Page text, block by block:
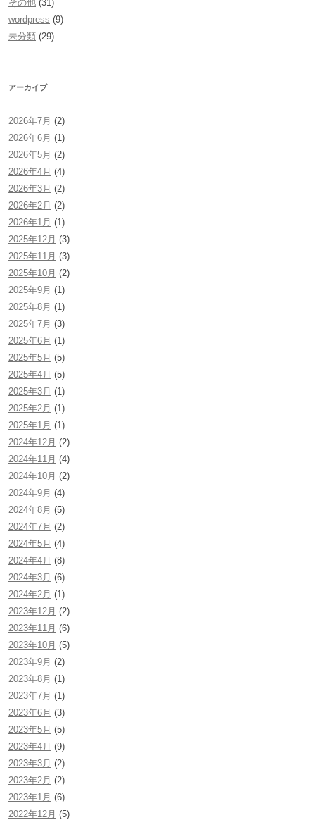
その他 (31)
wordpress (9)
未分類 (29)
アーカイブ
2026年7月 (2)
2026年6月 (1)
2026年5月 (2)
2026年4月 (4)
2026年3月 (2)
2026年2月 (2)
2026年1月 (1)
2025年12月 (3)
2025年11月 (3)
2025年10月 (2)
2025年9月 (1)
2025年8月 (1)
2025年7月 (3)
2025年6月 (1)
2025年5月 (5)
2025年4月 (5)
2025年3月 (1)
2025年2月 (1)
2025年1月 (1)
2024年12月 (2)
2024年11月 (4)
2024年10月 (2)
2024年9月 (4)
2024年8月 (5)
2024年7月 (2)
2024年5月 (4)
2024年4月 (8)
2024年3月 (6)
2024年2月 (1)
2023年12月 (2)
2023年11月 (6)
2023年10月 (5)
2023年9月 (2)
2023年8月 (1)
2023年7月 (1)
2023年6月 (3)
2023年5月 (5)
2023年4月 (9)
2023年3月 (2)
2023年2月 (2)
2023年1月 (6)
2022年12月 (5)